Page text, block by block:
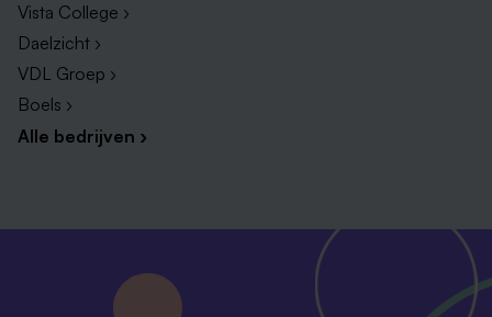
Vista College ›
Daelzicht ›
VDL Groep ›
Boels ›
Alle bedrijven ›